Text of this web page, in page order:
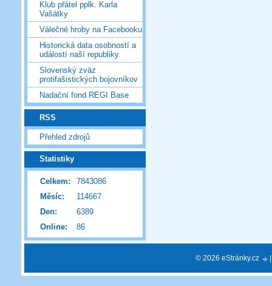
Klub přátel pplk. Karla
Vašátky
Válečné hroby na Facebooku
Historická data osobností a
událostí naší republiky
Slovenský zväz
protifašistických bojovníkov
Nadační fond REGI Base
RSS
Přehled zdrojů
Statistiky
Online: 86
Celkem:
7843086
Měsíc:
114667
Den:
6389
© 2026 eStránky.cz